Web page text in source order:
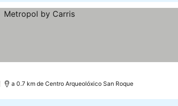
a 0.7 km de Centro Arqueolóxico San Roque